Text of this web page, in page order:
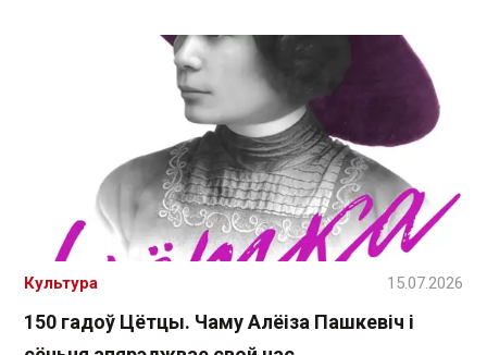
150 гадоў Цётцы. Чаму Алёіза Пашкевіч і
Культура 15.07.2026